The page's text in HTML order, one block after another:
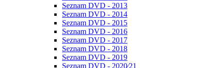
Seznam DVD - 2013
Seznam DVD - 2014
Seznam DVD - 2015
Seznam DVD - 2016
Seznam DVD - 2017
Seznam DVD - 2018
Seznam DVD - 2019
Seznam DVD - 2020⁄21